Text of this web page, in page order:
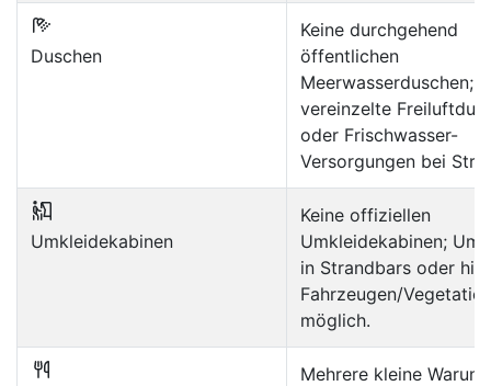
Duschen
Keine durchgehend
öffentlichen
Meerwasserduschen;
vereinzelte
oder Frischwasser-
Versorgungen bei
Umkleidekabinen
Keine offiziellen
Umkleidekabinen;
in Strandbars oder
Fahrzeugen/
möglich.
Mehrere kleine